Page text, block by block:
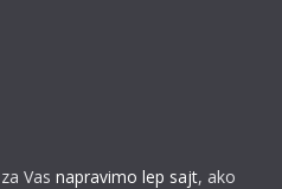
Vas napravimo lep sajt, ako